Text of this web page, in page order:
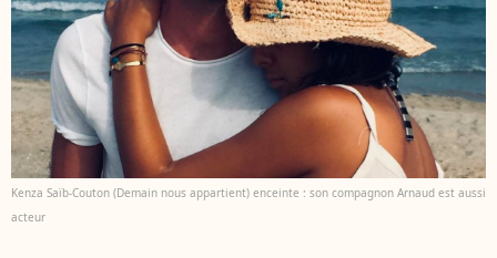
Kenza Saïb-Couton (Demain nous appartient) enceinte : son compagnon Arnaud est aussi
acteur